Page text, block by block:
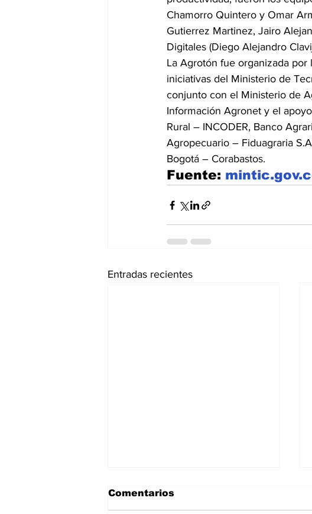
Chamorro Quintero y Omar
Gutierrez Martinez, Jairo
Digitales (Diego Alejandro
La Agrotón fue organizada
iniciativas del Ministerio de
conjunto con el Ministerio de
Información Agronet y el
Rural – INCODER, Banco
Agropecuario – Fiduagraria
Bogotá – Corabastos.
Fuente:
Entradas recientes
Comentarios